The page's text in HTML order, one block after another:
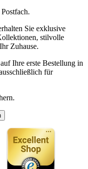
Sie exklusive
stilvolle
Zuhause.
Ihre erste Bestellung in
für